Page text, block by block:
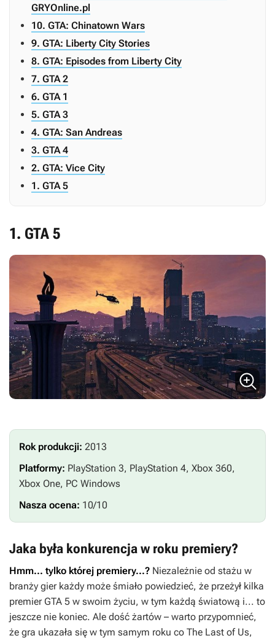
GRYOnline.pl
10. GTA: Chinatown Wars
9. GTA: Liberty City Stories
8. GTA: Episodes from Liberty City
7. GTA 2
6. GTA 1
5. GTA 3
4. GTA: San Andreas
3. GTA 4
2. GTA: Vice City
1. GTA 5
1. GTA 5
Rok produkcji: 2013
Platformy: PlayStation 3, PlayStation 4, Xbox 360,
Xbox One, PC Windows
Nasza ocena: 10/10
Jaka była konkurencja w roku premiery?
Hmm... tylko której premiery...? Niezależnie od stażu w
branży gier każdy może śmiało powiedzieć, że przeżył kilka
premier GTA 5 w swoim życiu, w tym każdą światową i... to
jeszcze nie koniec. Ale dość żartów – warto przypomnieć,
że gra ukazała się w tym samym roku co The Last of Us,